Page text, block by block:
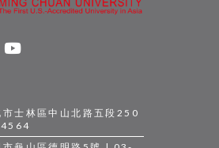
士林區中山北路五段250